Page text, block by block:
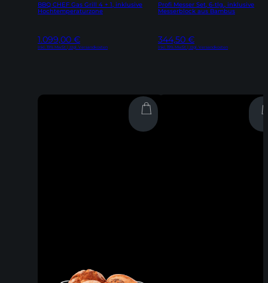
BBQ CHEF Gas Grill 4 + 1, inklusive
Hochtemperaturzone
1.099,00 €
Inkl. 19% MwSt | zzgl. Versandkosten
Profi Messer Set, 6-tlg., inklusive
Messerblock aus Bambus
344,50 €
Inkl. 19% MwSt | zzgl. Versandkosten